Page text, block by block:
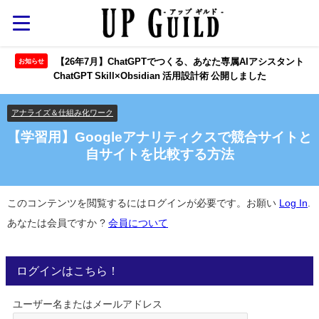
お知らせ
【26年7月】ChatGPTでつくる、あなた専属AIアシスタント
ChatGPT Skill×Obsidian 活用設計術 公開しました
アナライズ＆仕組み化ワーク
【学習用】Googleアナリティクスで競合サイトと
自サイトを比較する方法
このコンテンツを閲覧するにはログインが必要です。お願い Log In
あなたは会員ですか ? 会員について
ログインはこちら！
ユーザー名またはメールアドレス